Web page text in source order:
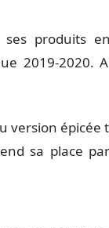
ses produits
2019-2020.
version épicée
sa place